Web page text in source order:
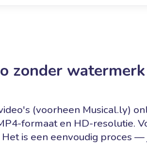
zonder
(voorheen Musical.ly)
formaat en HD-resolutie.
is een eenvoudig proces